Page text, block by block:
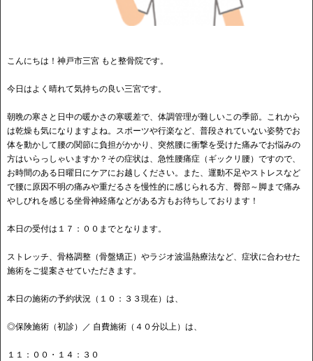
こんにちは！神戸市三宮 もと整骨院です。
今日はよく晴れて気持ちの良い三宮です。
朝晩の寒さと日中の暖かさの寒暖差で、体調管理が難しいこの季節。これから
は乾燥も気になりますよね。スポーツや行楽など、普段されていない姿勢でお
体を動かして腰の関節に負担がかかり、突然腰に衝撃を受けた痛みでお悩みの
方はいらっしゃいますか？その症状は、急性腰痛症（ギックリ腰）ですので、
お時間のある日曜日にケアにお越しください。また、運動不足やストレスなど
で腰に原因不明の痛みや重だるさを慢性的に感じられる方、臀部～脚まで痛み
やしびれを感じる坐骨神経痛などがある方もお待ちしております！
本日の受付は１７：００までとなります。
ストレッチ、骨格調整（骨盤矯正）やラジオ波温熱療法など、症状に合わせた
施術をご提案させていただきます。
本日の施術の予約状況（１０：３３現在）は、
◎保険施術（初診）／ 自費施術（４０分以上）は、
１１：００・１４：３０